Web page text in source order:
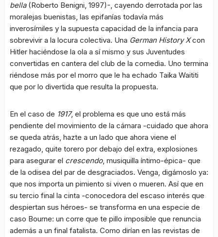
bella(Roberto Benigni, 1997)-, cayendo derrotada por las
moralejas buenistas, las epifanías todavía más
inverosímiles y la supuesta capacidad de la infancia para
sobrevivir a la locura colectiva. Una German History Xcon
Hitler haciéndose la ola a sí mismo y sus Juventudes
convertidas en cantera del club de la comedia. Uno termina
riéndose más por el morro que le ha echado Taika Waititi
que por lo divertida que resulta la propuesta.
En el caso de 1917, el problema es que uno está más
pendiente del movimiento de la cámara -cuidado que ahora
se queda atrás, hazte a un lado que ahora viene el
rezagado, quite torero por debajo del extra, explosiones
para asegurar el crescendo, musiquilla íntimo-épica- que
de la odisea del par de desgraciados. Venga, digámoslo ya:
que nos importa un pimiento si viven o mueren. Así que en
su tercio final la cinta -conocedora del escaso interés que
despiertan sus héroes- se transforma en una especie de
caso Bourne: un corre que te pillo imposible que renuncia
además a un final fatalista. Como dirían en las revistas de